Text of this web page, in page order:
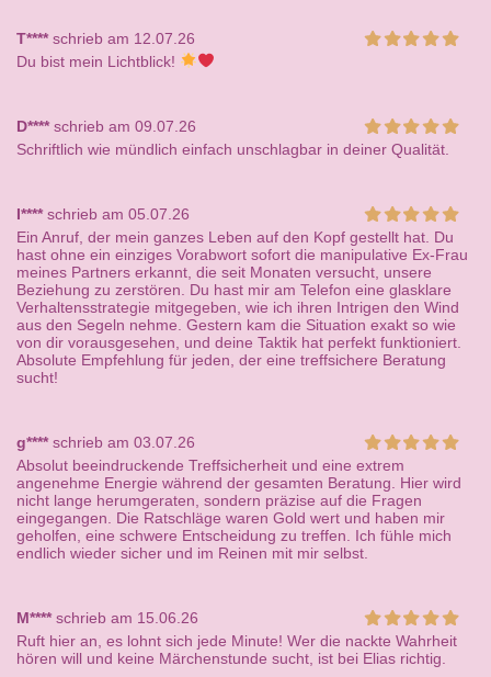
T****schrieb am 12.07.26
Du bist mein Lichtblick!
D****schrieb am 09.07.26
Schriftlich wie mündlich einfach unschlagbar in deiner Qualität.
I****schrieb am 05.07.26
Ein Anruf, der mein ganzes Leben auf den Kopf gestellt hat. Du
hast ohne ein einziges Vorabwort sofort die manipulative Ex-Frau
meines Partners erkannt, die seit Monaten versucht, unsere
Beziehung zu zerstören. Du hast mir am Telefon eine glasklare
Verhaltensstrategie mitgegeben, wie ich ihren Intrigen den Wind
aus den Segeln nehme. Gestern kam die Situation exakt so wie
von dir vorausgesehen, und deine Taktik hat perfekt funktioniert.
Absolute Empfehlung für jeden, der eine treffsichere Beratung
sucht!
g****schrieb am 03.07.26
Absolut beeindruckende Treffsicherheit und eine extrem
angenehme Energie während der gesamten Beratung. Hier wird
nicht lange herumgeraten, sondern präzise auf die Fragen
eingegangen. Die Ratschläge waren Gold wert und haben mir
geholfen, eine schwere Entscheidung zu treffen. Ich fühle mich
endlich wieder sicher und im Reinen mit mir selbst.
M****schrieb am 15.06.26
Ruft hier an, es lohnt sich jede Minute! Wer die nackte Wahrheit
hören will und keine Märchenstunde sucht, ist bei Elias richtig.